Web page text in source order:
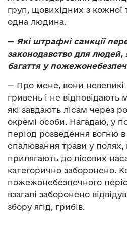
груп, щовихідних з кожної
одна людина.
— Які штрафні санкції
законодавство для людей,
багаття у
— Про мене, вони невеликі
гривень і не відповідають
які завдають лісам через
окремі особи. Нагадаю, у
період розведення вогню в
спалювання трави у полях,
прилягають до лісових
категорично заборонено.
пожежонебезпечного
взагалі заборонено
збору ягід, грибів.